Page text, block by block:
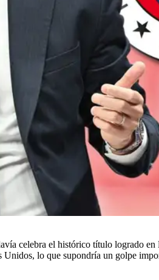
celebra el histórico título logrado
Unidos, lo que supondría un golpe